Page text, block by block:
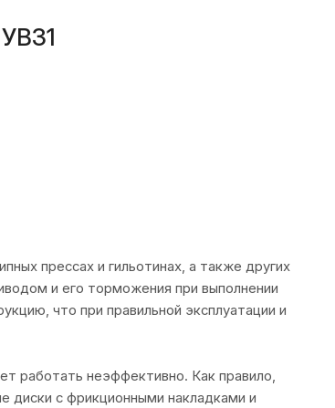
прессах и гильотинах, а также других
и его торможения при выполнении
что при правильной эксплуатации и
работать неэффективно. Как правило,
диски с фрикционными накладками и